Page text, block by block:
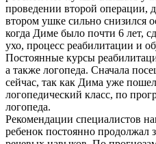
проведении второй операции,
втором ушке сильно снизился
когда Диме было почти 6 лет,
ухо, процесс реабилитации и
Постоянные курсы
а также логопеда. Сначала
сейчас, так как Дима уже
логопедический класс, по
логопеда.
Рекомендации специалистов
ребенок постоянно продолжал